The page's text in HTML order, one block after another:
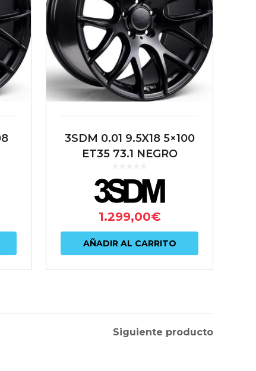
3SDM 0.01 9.5X18 5×100
ET35 73.1 NEGRO
1.299,00€
AÑADIR AL CARRITO
Siguiente producto